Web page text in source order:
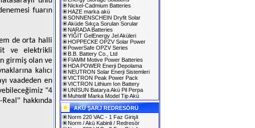
fuarın
de orta halli
ve elektrikli
girmiş olan ve
kalıcı
vaadeden en
"4
hakkında
Nickel-Cadmium Batteries
HAZE marka akü
SONNENSCHEIN Dryfit Solar
Aküde Sıkça Sorulan Sorular
NARADA Batteries
YİĞİT GelEnergy Jel Aküleri
HOPPECKE OPZV Solar Power
PowerSafe OPZV Series
B.B. Battery Co., Ltd
FIAMM Motive Power Batteries
HDA POWER Enerji Depolama
NEUTRON Solar Enerji Sistemleri
VICTRON Peak Power Pack
VICTRON Lithium Ion Battery
UNİSUN Batarya Akü Pil Perpa
Muhtelif Marka Model Tip Akü
AKÜ ŞARJ REDRESÖRÜ
Norm 220 VAC - 1 Faz Girişli
Norm / Akü Kabinli / Redresör